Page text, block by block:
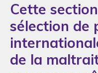
Cette
sélection de
de la